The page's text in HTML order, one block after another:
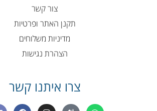
צור קשר
תקנן האתר ופרטיות
מדיניות משלוחים
הצהרת נגישות
צרו איתנו קשר
W
P
I
F